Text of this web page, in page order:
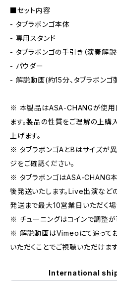
■セット内容
- タブラボンゴ本体
- 専用スタンド
- タブラボンゴの手引き（演奏解説
- パウダー
- 解説動画(約15分、タブラボン
※ 本製品はASA-CHANGが使用
ます。製品の性質をご理解の上購
上げます。
※ タブラボンゴAとBはサイズが
ジをご確認ください。
※ タブラボンゴはASA-CHANG
後発送いたします。Live出演など
発送まで最大10営業日いただく場
※ チューニングはコインで調整が
※ 解説動画はVimeoにて追って
いただくことでご視聴いただけます
International